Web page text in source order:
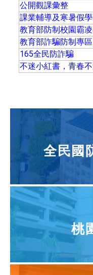
公開觀課彙整
課業輔導及寒暑假
教育部防制校園霸
教育部詐騙防制專區
165全民防詐騙
不迷小紅書，青春
全民國
桃